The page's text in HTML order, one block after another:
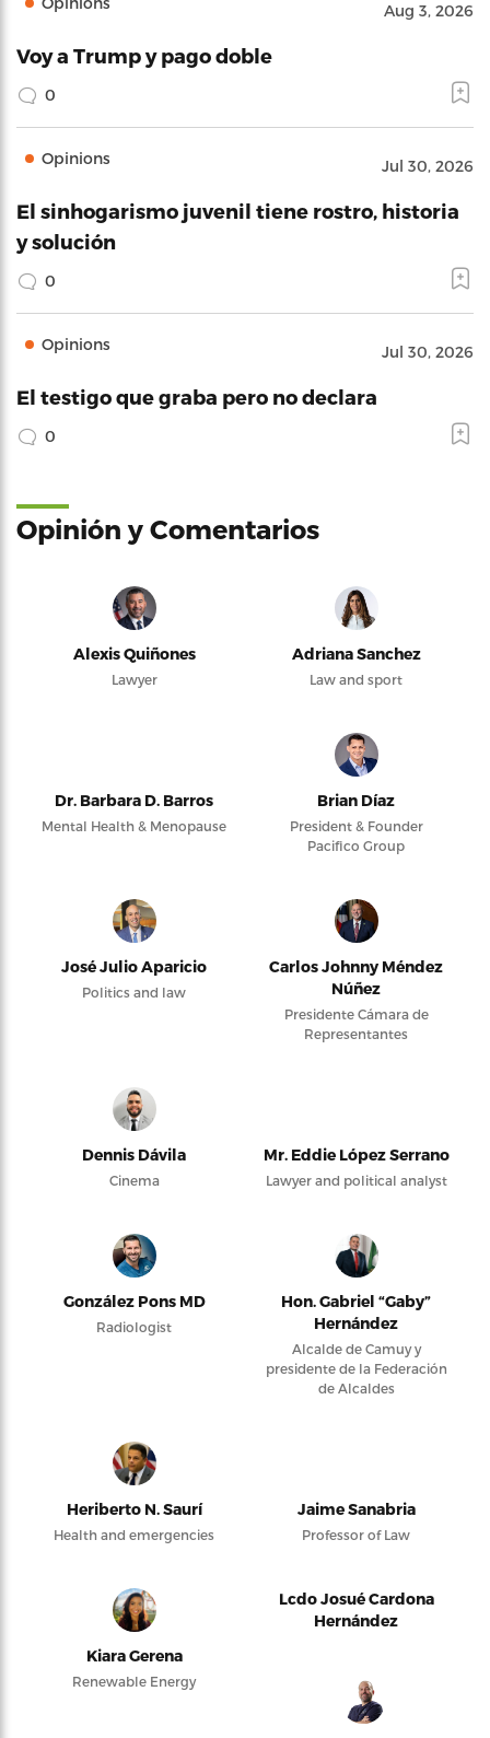
Aug 3, 2026
Voy a Trump y pago doble
0
Opinions Jul 30, 2026
El sinhogarismo juvenil tiene rostro, historia
y solución
0
Opinions Jul 30, 2026
El testigo que graba pero no declara
0
Opinión y Comentarios
Alexis Quiñones
Lawyer
Adriana Sanchez
Law and sport
Dr. Barbara D. Barros
Mental Health & Menopause
Brian Díaz
President & Founder
Pacifico Group
José Julio Aparicio
Politics and law
Carlos Johnny Méndez
Núñez
Presidente Cámara de
Representantes
Dennis Dávila
Cinema
Mr. Eddie López Serrano
Lawyer and political analyst
González Pons MD
Radiologist
Hon. Gabriel “Gaby”
Hernández
Alcalde de Camuy y
presidente de la Federación
de Alcaldes
Heriberto N. Saurí
Health and emergencies
Jaime Sanabria
Professor of Law
Kiara Gerena
Renewable Energy
Lcdo Josué Cardona
Hernández